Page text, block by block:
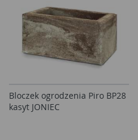
Bloczek ogrodzenia Piro BP28
kasyt JONIEC